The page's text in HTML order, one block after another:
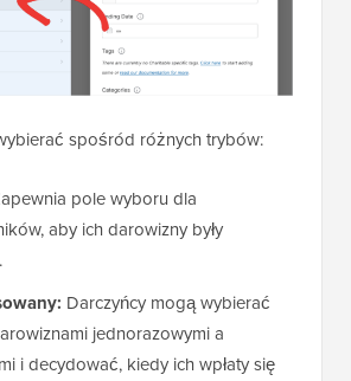
spośród różnych trybów:
pole wyboru dla
aby ich darowizny były
Darczyńcy mogą wybierać
jednorazowymi a
i decydować, kiedy ich wpłaty się